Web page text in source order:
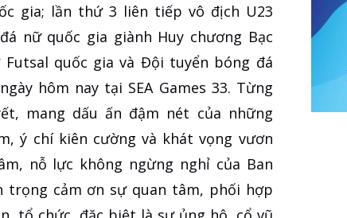
gia; lần thứ 3 liên tiếp vô địch U23
nữ quốc gia giành Huy chương Bạc
Futsal quốc gia và Đội tuyển bóng đá
hôm nay tại SEA Games 33. Từng
mang dấu ấn đậm nét của những
ý chí kiên cường và khát vọng vươn
nỗ lực không ngừng nghỉ của Ban
trọng cảm ơn sự quan tâm, phối hợp